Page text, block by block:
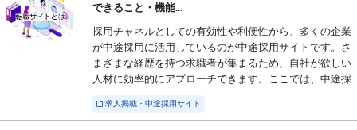
できること・機能...
採用チャネルとしての有効性や利便性から、多くの企業
が中途採用に活用しているのが中途採用サイトです。さ
まざまな経歴を持つ求職者が集まるため、自社が欲しい
人材に効率的にアプローチできます。ここでは、中途採
求人掲載・中途採用サイト